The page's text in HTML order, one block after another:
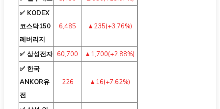
✅ KODEX
코스닥150
레버리지
6,485 ▲235(+3.76%)
✅ 삼성전자 60,700
▲1,700(+2.88%)
✅ 한국
ANKOR유
전
226 ▲16(+7.62%)